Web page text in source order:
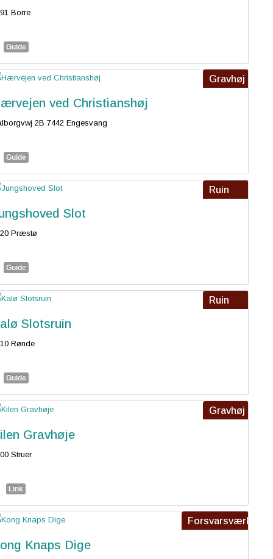
Borre
Guide
Gravhøj
ved Christianshøj
2B 7442 Engesvang
Guide
Ruin
Slot
Præstø
Guide
Ruin
Slotsruin
Rønde
Guide
Gravhøj
Gravhøje
Struer
Link
Forsvarsværk
Knaps Dige